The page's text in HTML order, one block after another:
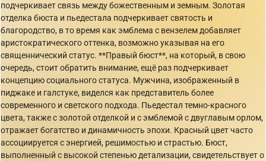
подчеркивает связь между божественным и земным. Золотая
отделка бюста и пьедестала подчеркивает святость и
благородство, в то время как эмблема с вензелем добавляет
аристократического оттенка, возможно указывая на его
священнический статус. **Правый бюст**, на который, в свою
очередь, стоит обратить внимание, ещё раз подчеркивает
концепцию социального статуса. Мужчина, изображенный в
пиджаке и галстуке, виделся как представитель более
современного и светского подхода. Пьедестал темно-красного
цвета, также с золотой отделкой и с эмблемой с двуглавым орлом,
отражает богатство и динамичность эпохи. Красный цвет часто
ассоциируется с энергией, решимостью и страстью. Бюст,
выполненный с высокой степенью детализации, свидетельствует о